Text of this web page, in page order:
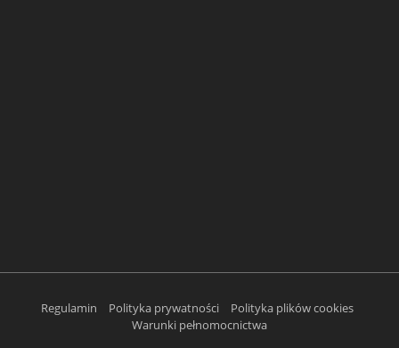
Regulamin Polityka prywatności
Polityka plików cookies
Warunki pełnomocnictwa